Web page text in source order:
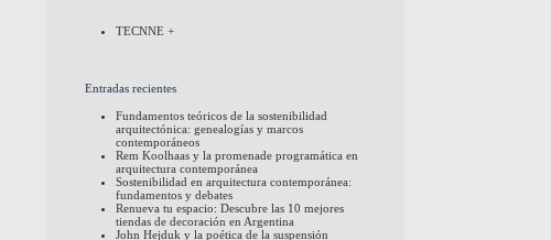
TECNNE +
Entradas recientes
Fundamentos teóricos de la sostenibilidad
arquitectónica: genealogías y marcos
contemporáneos
Rem Koolhaas y la promenade programática en
arquitectura contemporánea
Sostenibilidad en arquitectura contemporánea:
fundamentos y debates
Renueva tu espacio: Descubre las 10 mejores
tiendas de decoración en Argentina
John Hejduk y la poética de la suspensión